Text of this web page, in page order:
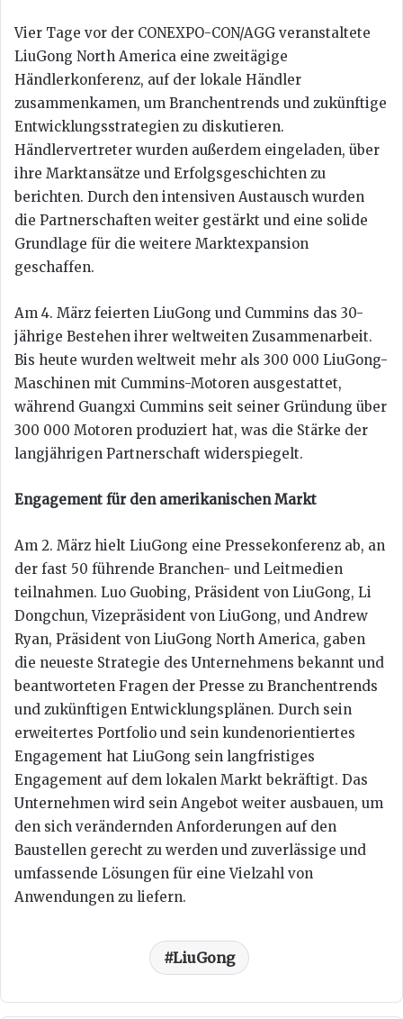
Vier Tage vor der CONEXPO-CON/AGG veranstaltete
LiuGong North America eine zweitägige
Händlerkonferenz, auf der lokale Händler
zusammenkamen, um Branchentrends und zukünftige
Entwicklungsstrategien zu diskutieren.
Händlervertreter wurden außerdem eingeladen, über
ihre Marktansätze und Erfolgsgeschichten zu
berichten. Durch den intensiven Austausch wurden
die Partnerschaften weiter gestärkt und eine solide
Grundlage für die weitere Marktexpansion
geschaffen.
Am 4. März feierten LiuGong und Cummins das 30-
jährige Bestehen ihrer weltweiten Zusammenarbeit.
Bis heute wurden weltweit mehr als 300 000 LiuGong-
Maschinen mit Cummins-Motoren ausgestattet,
während Guangxi Cummins seit seiner Gründung über
300 000 Motoren produziert hat, was die Stärke der
langjährigen Partnerschaft widerspiegelt.
Engagement für den amerikanischen Markt
Am 2. März hielt LiuGong eine Pressekonferenz ab, an
der fast 50 führende Branchen- und Leitmedien
teilnahmen. Luo Guobing, Präsident von LiuGong, Li
Dongchun, Vizepräsident von LiuGong, und Andrew
Ryan, Präsident von LiuGong North America, gaben
die neueste Strategie des Unternehmens bekannt und
beantworteten Fragen der Presse zu Branchentrends
und zukünftigen Entwicklungsplänen. Durch sein
erweitertes Portfolio und sein kundenorientiertes
Engagement hat LiuGong sein langfristiges
Engagement auf dem lokalen Markt bekräftigt. Das
Unternehmen wird sein Angebot weiter ausbauen, um
den sich verändernden Anforderungen auf den
Baustellen gerecht zu werden und zuverlässige und
umfassende Lösungen für eine Vielzahl von
Anwendungen zu liefern.
LiuGong